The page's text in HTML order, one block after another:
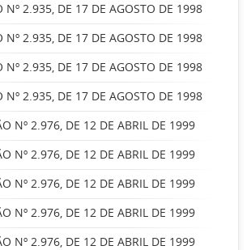
Nº 2.935, DE 17 DE AGOSTO DE 1998
Nº 2.935, DE 17 DE AGOSTO DE 1998
Nº 2.935, DE 17 DE AGOSTO DE 1998
Nº 2.935, DE 17 DE AGOSTO DE 1998
Nº 2.976, DE 12 DE ABRIL DE 1999
Nº 2.976, DE 12 DE ABRIL DE 1999
Nº 2.976, DE 12 DE ABRIL DE 1999
Nº 2.976, DE 12 DE ABRIL DE 1999
Nº 2.976, DE 12 DE ABRIL DE 1999